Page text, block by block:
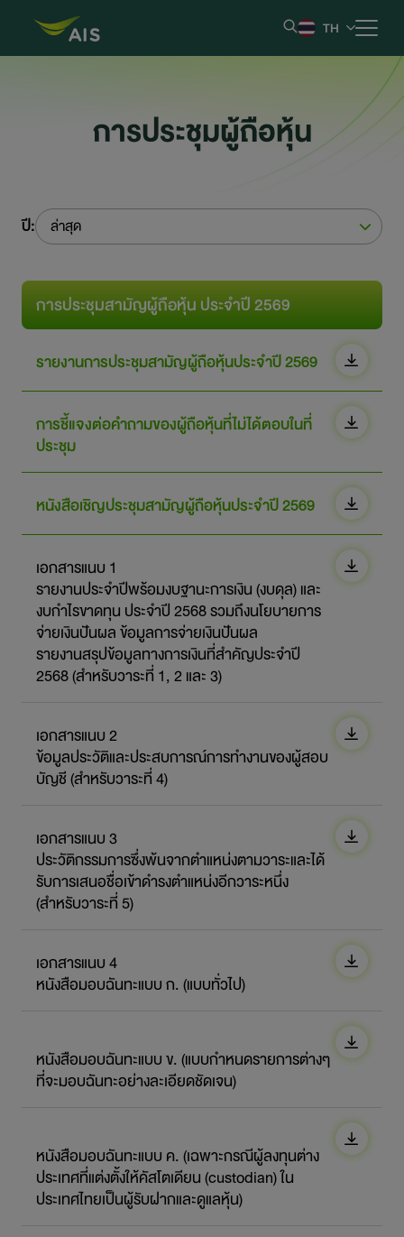
TH
ผลการดำเนินงานและรายงาน
ข้อมูลสำหรับผู้ถือหุ้น
การกำกับดูแลกิจการที่ดี
การพัฒนาอย่างยั่งยืน
ข่าวสารและกิจกรรม
สอบถามข้อมูล
ไปยังเว็บไซต์หลักบริษัท
การประชุมผู้ถือหุ้น
ปี: ล่าสุด
การประชุมสามัญผู้ถือหุ้น ประจำปี 2569
รายงานการประชุมสามัญผู้ถือหุ้นประจำปี 2569
การชี้แจงต่อคำถามของผู้ถือหุ้นที่ไม่ได้ตอบในที่
ประชุม
หนังสือเชิญประชุมสามัญผู้ถือหุ้นประจำปี 2569
เอกสารแนบ 1
รายงานประจำปีพร้อมงบฐานะการเงิน (งบดุล) และ
งบกำไรขาดทุน ประจำปี 2568 รวมถึงนโยบายการ
จ่ายเงินปันผล ข้อมูลการจ่ายเงินปันผล
รายงานสรุปข้อมูลทางการเงินที่สำคัญประจำปี
2568 (สำหรับวาระที่ 1, 2 และ 3)
เอกสารแนบ 2
ข้อมูลประวัติและประสบการณ์การทำงานของผู้สอบ
บัญชี (สำหรับวาระที่ 4)
เอกสารแนบ 3
ประวัติกรรมการซึ่งพ้นจากตำแหน่งตามวาระและได้
รับการเสนอชื่อเข้าดำรงตำแหน่งอีกวาระหนึ่ง
(สำหรับวาระที่ 5)
เอกสารแนบ 4
หนังสือมอบฉันทะแบบ ก. (แบบทั่วไป)
หนังสือมอบฉันทะแบบ ข. (แบบกำหนดรายการต่างๆ
ที่จะมอบฉันทะอย่างละเอียดชัดเจน)
หนังสือมอบฉันทะแบบ ค. (เฉพาะกรณีผู้ลงทุนต่าง
ประเทศที่แต่งตั้งให้คัสโตเดียน (custodian) ใน
ประเทศไทยเป็นผู้รับฝากและดูแลหุ้น)